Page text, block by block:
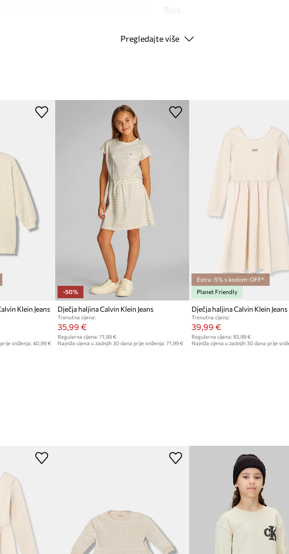
Modna marka
ID Proizvoda
Pregledajte više
Klein Jeans
sniženja:40,99 €
-50%
Dječja haljina Calvin Klein Jeans
Trenutna cijena:
35,99 €
Regularna cijena: 71,99 €
Najniža cijena u zadnjih 30 dana prije sniženja: 71,99 €
Extra -5% s kodom: OFF*
Planet Friendly
Dječja haljina Calvin Klein Jeans
Trenutna cijena:
39,99 €
Regularna cijena: 83,99 €
Najniža cijena u zadnjih 30 dana prije